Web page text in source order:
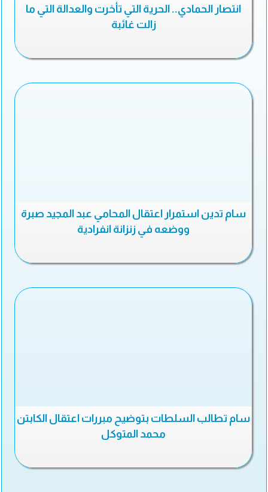
انتصار الحمادي.. الحرية التي تأخرت والعدالة التي ما
زالت غائبة
سام تدين استمرار اعتقال المحامي عبد المجيد صبرة
ووضعه في زنزانة انفرادية
سام تطالب السلطات بتوضيح مبررات اعتقال الكابتن
محمد المتوكل